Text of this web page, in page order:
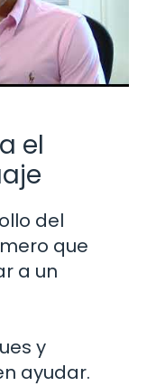
el
del
que
a un
y
ayudar.